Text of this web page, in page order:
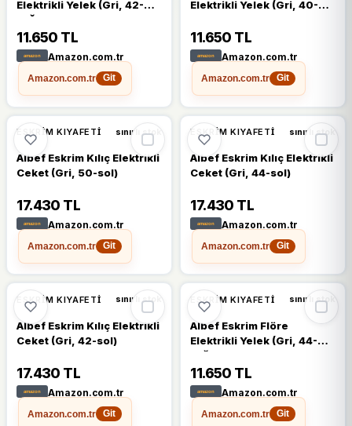
Elektrikli Yelek (Gri, 42-
sağ)
11.650 TL
Amazon.com.tr
Amazon.com.tr
Git
Elektrikli Yelek (Gri, 40-
11.650 TL
Amazon.com.tr
Amazon.com.tr
Git
ESKRIM KIYAFETI sınırlı stok
Albef Eskrim Kılıç Elektrikli
Ceket (Gri, 50-sol)
17.430 TL
Amazon.com.tr
Amazon.com.tr
Git
ESKRIM KIYAFETI sınırlı stok
Albef Eskrim Kılıç Elektrikli
Ceket (Gri, 44-sol)
17.430 TL
Amazon.com.tr
Amazon.com.tr
Git
ESKRIM KIYAFETI sınırlı stok
Albef Eskrim Kılıç Elektrikli
Ceket (Gri, 42-sol)
17.430 TL
Amazon.com.tr
Amazon.com.tr
Git
ESKRIM KIYAFETI sınırlı stok
Albef Eskrim Flöre
Elektrikli Yelek (Gri, 44-
sağ)
11.650 TL
Amazon.com.tr
Amazon.com.tr
Git